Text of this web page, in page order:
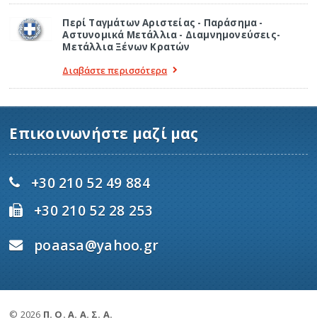
Περί Ταγμάτων Αριστείας - Παράσημα -
Αστυνομικά Μετάλλια - Διαμνημονεύσεις-
Μετάλλια Ξένων Κρατών
Διαβάστε περισσότερα
Επικοινωνήστε μαζί μας
+30 210 52 49 884
+30 210 52 28 253
poaasa@yahoo.gr
© 2026 Π. Ο. Α. Α. Σ. Α.